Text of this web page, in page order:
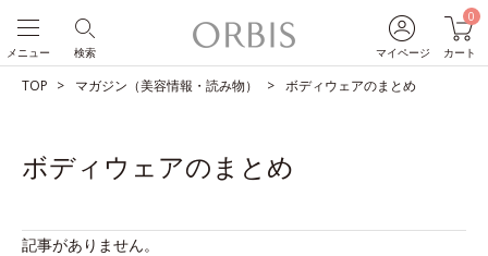
マイページ
0
カート
検索
メニュー
TOP マガジン（美容情報・読み物） ボディウェアのまとめ
ボディウェアのまとめ
記事がありません。